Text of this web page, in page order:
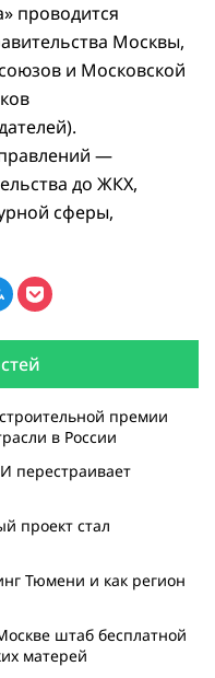
проводится
Москвы,
и Московской
—
до ЖКХ,
сферы,
премии
в России
перестраивает
проект стал
Тюмени и как регион
штаб бесплатной
матерей